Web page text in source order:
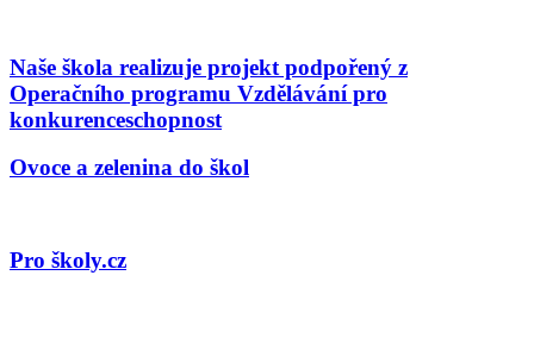
Naše škola realizuje projekt podpořený z
Operačního programu Vzdělávání pro
konkurenceschopnost
Ovoce a zelenina do škol
Pro školy.cz